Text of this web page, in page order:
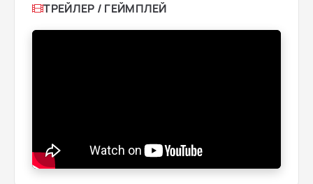
ТРЕЙЛЕР / ГЕЙМПЛЕЙ